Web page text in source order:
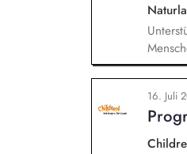
wie
16. Juli